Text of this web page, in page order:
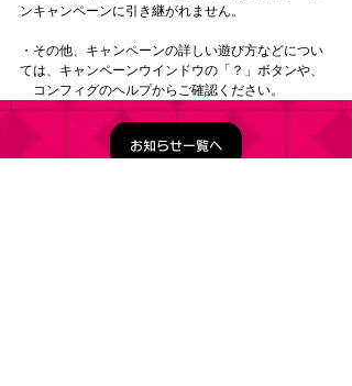
ンキャンペーンに引き継がれません。
・その他、キャンペーンの詳しい遊び方などについ
ては、キャンペーンウインドウの「？」ボタンや、
コンフィグのヘルプからご確認ください。
お知らせ一覧へ